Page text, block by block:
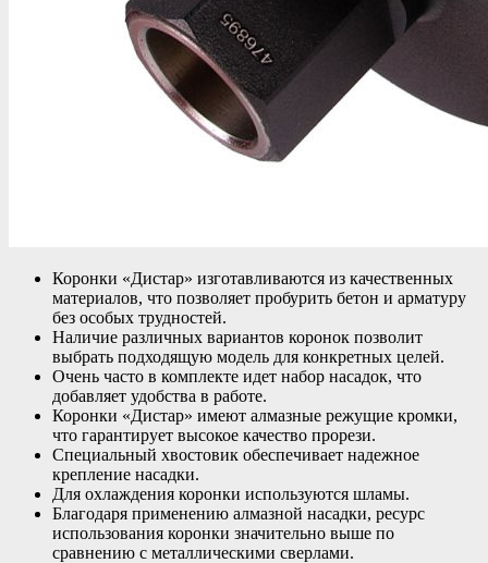
Коронки «Дистар» изготавливаются из качественных
материалов, что позволяет пробурить бетон и арматуру
без особых трудностей.
Наличие различных вариантов коронок позволит
выбрать подходящую модель для конкретных целей.
Очень часто в комплекте идет набор насадок, что
добавляет удобства в работе.
Коронки «Дистар» имеют алмазные режущие кромки,
что гарантирует высокое качество прорези.
Специальный хвостовик обеспечивает надежное
крепление насадки.
Для охлаждения коронки используются шламы.
Благодаря применению алмазной насадки, ресурс
использования коронки значительно выше по
сравнению с металлическими сверлами.